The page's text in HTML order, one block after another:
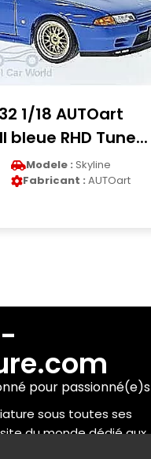
1/18 AUTOart
bleue RHD Tune...
Modele : Skyline
Fabricant : AUTOart
-
pour passionné(e)s
sous toutes ses
du monde dédié aux
!